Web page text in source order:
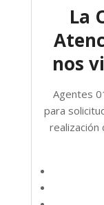
La
nos
Agentes
para
realización